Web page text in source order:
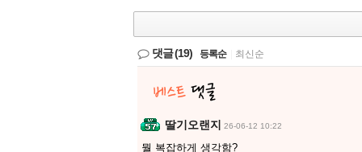
댓글(19) 등록순 최신순
딸기오랜지 26-06-12 10:22
뭘 복잡하게 생각함?